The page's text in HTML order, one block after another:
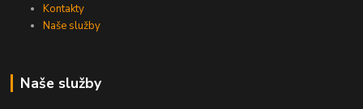
Kontakty
Naše služby
Naše služby